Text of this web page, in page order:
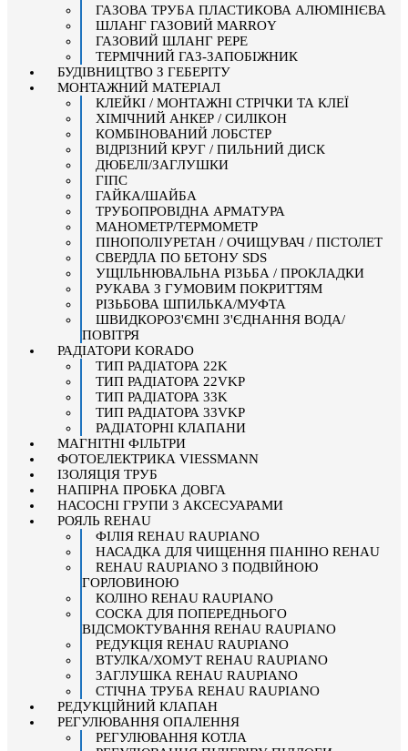
ГАЗОВА ТРУБА ПЛАСТИКОВА АЛЮМІНІЄВА
ШЛАНГ ГАЗОВИЙ MARROY
ГАЗОВИЙ ШЛАНГ PEPE
ТЕРМІЧНИЙ ГАЗ-ЗАПОБІЖНИК
БУДІВНИЦТВО З ГЕБЕРІТУ
МОНТАЖНИЙ МАТЕРІАЛ
КЛЕЙКІ / МОНТАЖНІ СТРІЧКИ ТА КЛЕЇ
ХІМІЧНИЙ АНКЕР / СИЛІКОН
КОМБІНОВАНИЙ ЛОБСТЕР
ВІДРІЗНИЙ КРУГ / ПИЛЬНИЙ ДИСК
ДЮБЕЛІ/ЗАГЛУШКИ
ГІПС
ГАЙКА/ШАЙБА
ТРУБОПРОВІДНА АРМАТУРА
МАНОМЕТР/ТЕРМОМЕТР
ПІНОПОЛІУРЕТАН / ОЧИЩУВАЧ / ПІСТОЛЕТ
СВЕРДЛА ПО БЕТОНУ SDS
УЩІЛЬНЮВАЛЬНА РІЗЬБА / ПРОКЛАДКИ
РУКАВА З ГУМОВИМ ПОКРИТТЯМ
РІЗЬБОВА ШПИЛЬКА/МУФТА
ШВИДКОРОЗ'ЄМНІ З'ЄДНАННЯ ВОДА/
ПОВІТРЯ
РАДІАТОРИ KORADO
ТИП РАДІАТОРА 22K
ТИП РАДІАТОРА 22VKP
ТИП РАДІАТОРА 33K
ТИП РАДІАТОРА 33VKP
РАДІАТОРНІ КЛАПАНИ
МАГНІТНІ ФІЛЬТРИ
ФОТОЕЛЕКТРИКА VIESSMANN
ІЗОЛЯЦІЯ ТРУБ
НАПІРНА ПРОБКА ДОВГА
НАСОСНІ ГРУПИ З АКСЕСУАРАМИ
РОЯЛЬ REHAU
ФІЛІЯ REHAU RAUPIANO
НАСАДКА ДЛЯ ЧИЩЕННЯ ПІАНІНО REHAU
REHAU RAUPIANO З ПОДВІЙНОЮ
ГОРЛОВИНОЮ
КОЛІНО REHAU RAUPIANO
СОСКА ДЛЯ ПОПЕРЕДНЬОГО
ВІДСМОКТУВАННЯ REHAU RAUPIANO
РЕДУКЦІЯ REHAU RAUPIANO
ВТУЛКА/ХОМУТ REHAU RAUPIANO
ЗАГЛУШКА REHAU RAUPIANO
СТІЧНА ТРУБА REHAU RAUPIANO
РЕДУКЦІЙНИЙ КЛАПАН
РЕГУЛЮВАННЯ ОПАЛЕННЯ
РЕГУЛЮВАННЯ КОТЛА